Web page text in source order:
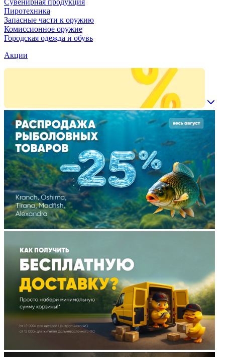
Сувенирная продукция
Пиротехника
Запасные части к оружию
Комиссионное оружие
Городская одежда и обувь
Акции